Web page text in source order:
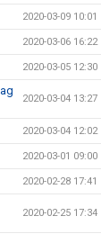
2020-03-09 10:01
2020-03-06 16:22
2020-03-05 12:30
2020-03-04 13:27
2020-03-04 12:02
2020-03-01 09:00
2020-02-28 17:41
2020-02-25 17:34